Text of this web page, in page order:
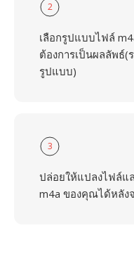
2
เลือกรูปแบบไฟล์
ต้องการเป็นผลลัพธ์
รูปแบบ)
3
ปล่อยให้แปลงไฟล์
m4a ของคุณได้หลัง